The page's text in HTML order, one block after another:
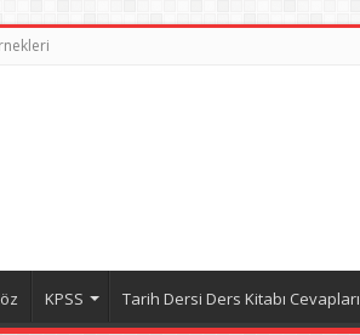
KPSS Tarih Dersi Ders Kitabı Cevapları